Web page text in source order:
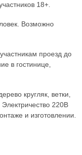
18+.
Возможно
проезд до
в гостинице,
кругляк, ветки,
220В
и изготовлении.